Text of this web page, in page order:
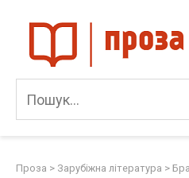
content
Проза > Зарубіжна література >